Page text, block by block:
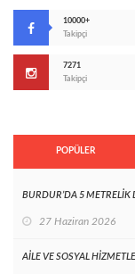
10000+
Takipçi
7271
Takipçi
POPÜLER
BURDUR’DA 5 METRELİK
27 Haziran 2026
AİLE VE SOSYAL